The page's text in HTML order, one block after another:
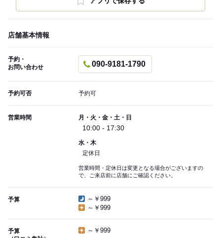
店舗基本情報
予約・
お問い合わせ
090-9181-1790
予約可否 予約可
営業時間 月・火・金・土・日
10:00 - 17:30
水・木
定休日
営業時間・定休日は変更となる場合がございますの
で、ご来店前に店舗にご確認ください。
予算
～￥999
～￥999
予算
～￥999